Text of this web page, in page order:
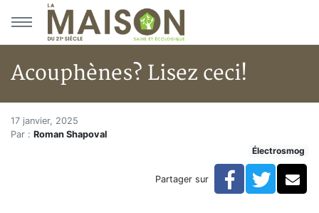
Aller au menu principal
Aller au contenu principal
Acouphènes? Lisez ceci!
Accueil
Articles
Acouphènes? Lisez ceci!
Acouphènes? Lisez ceci!
17 janvier, 2025
Par : Roman Shapoval
Électrosmog
Partager sur Facebook